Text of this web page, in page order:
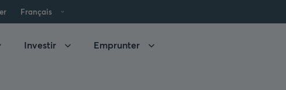
Français
Investir Emprunter